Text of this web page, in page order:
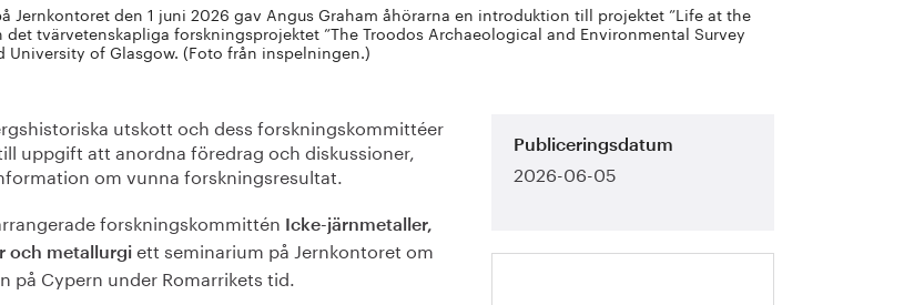
Jernkontoret den 1 juni 2026 gav Angus Graham åhörarna en introduktion till projektet ”Life at the
det tvärvetenskapliga forskningsprojektet ”The Troodos Archaeological and Environmental Survey
University of Glasgow. (Foto från inspelningen.)
utskott och dess forskningskommittéer
uppgift att anordna föredrag och diskussioner,
om vunna forskningsresultat.
forskningskommittén
Icke-järnmetaller,
och metallurgi ett seminarium på Jernkontoret om
på Cypern under Romarrikets tid.
Publiceringsdatum
2026-06-05